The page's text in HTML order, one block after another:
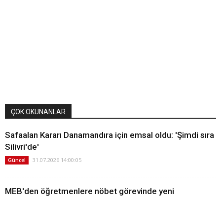
ÇOK OKUNANLAR
Safaalan Kararı Danamandıra için emsal oldu: 'Şimdi sıra
Silivri'de'
Güncel 31.07.2026 14:00:05
MEB'den öğretmenlere nöbet görevinde yeni